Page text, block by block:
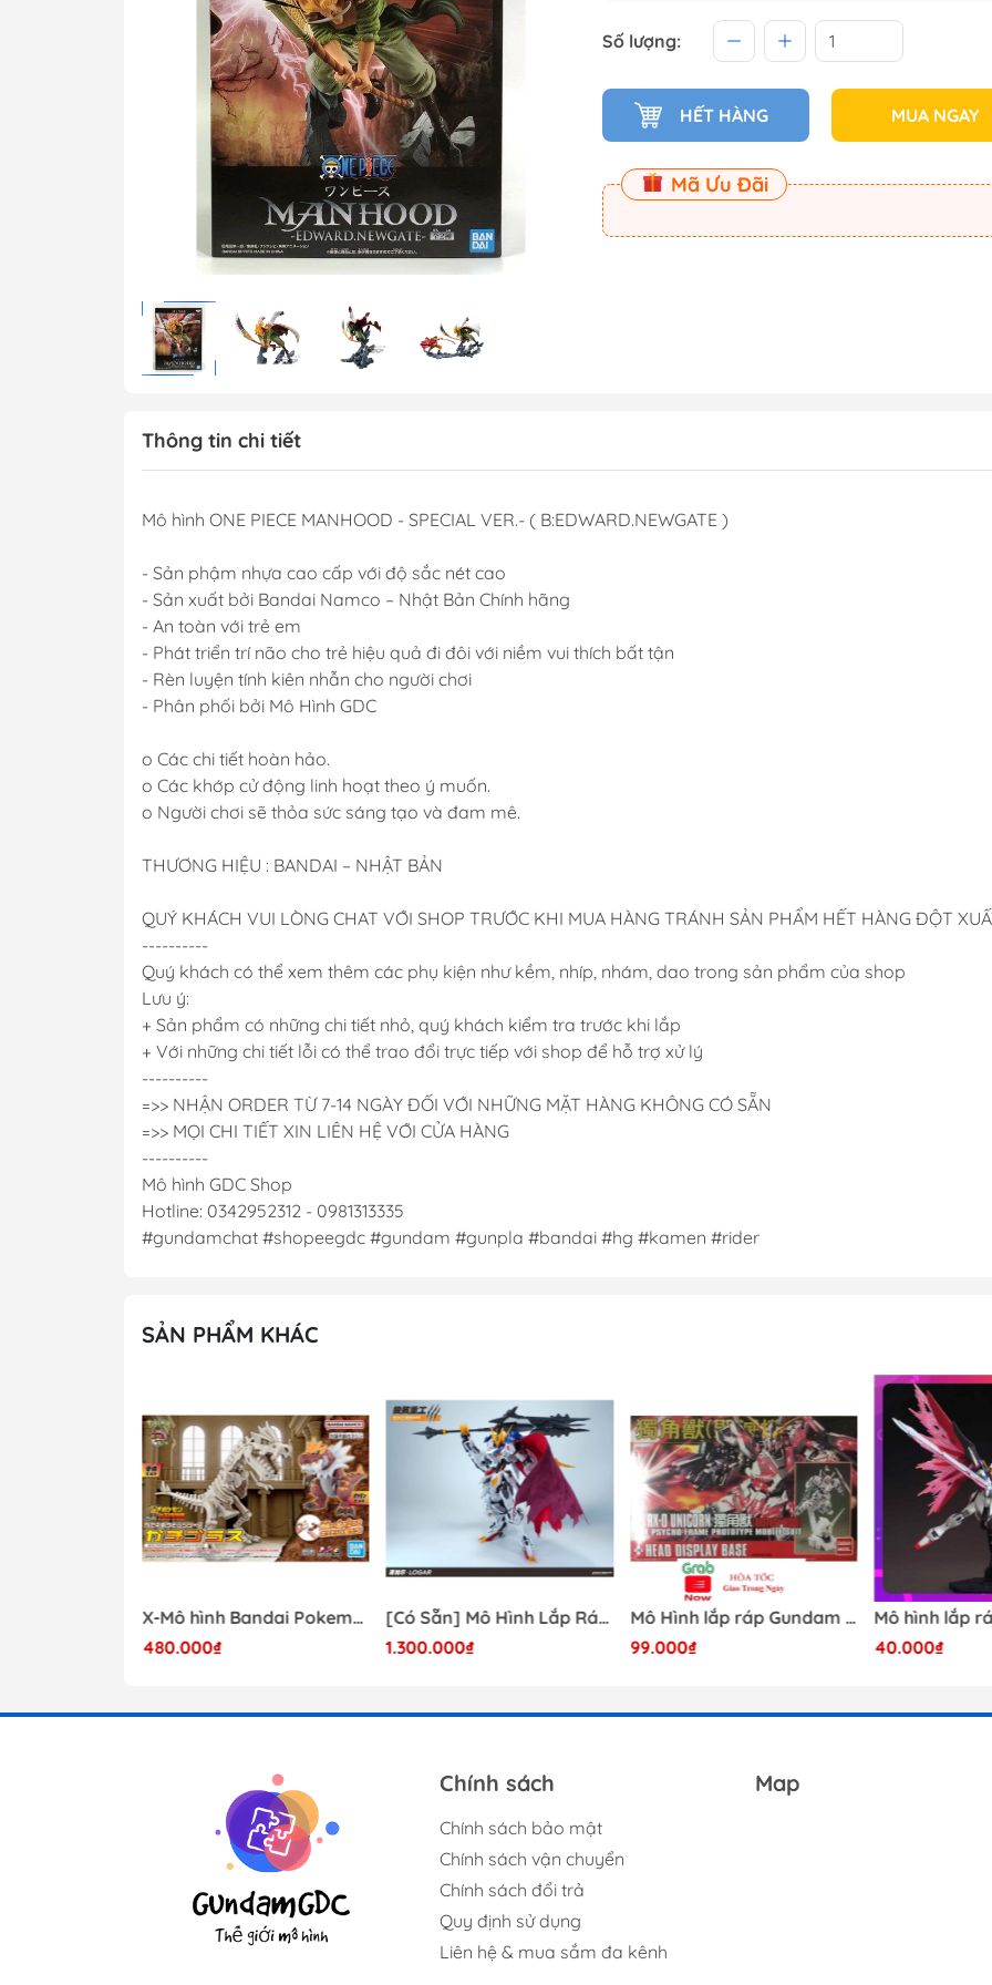
MG 1/100 Gundam (Master
Grade)
MGEX Gundam ( Master
Grade Ver.ka)
PG Gundam (Perfect
Grade)
Mega Size Gundam
Gundam Bandai
Gundam Daban
Số lượng:
HẾT HÀNG MUA NGAY
Mã Ưu Đãi
Thông tin chi tiết
Mô hình ONE PIECE MANHOOD - SPECIAL VER.- ( B:EDWARD.NEWGATE )
- Sản phậm nhựa cao cấp với độ sắc nét cao
- Sản xuất bởi Bandai Namco – Nhật Bản Chính hãng
- An toàn với trẻ em
- Phát triển trí não cho trẻ hiệu quả đi đôi với niềm vui thích bất tận
- Rèn luyện tính kiên nhẫn cho người chơi
- Phân phối bởi Mô Hình GDC
o Các chi tiết hoàn hảo.
o Các khớp cử động linh hoạt theo ý muốn.
o Người chơi sẽ thỏa sức sáng tạo và đam mê.
THƯƠNG HIỆU : BANDAI – NHẬT BẢN
QUÝ KHÁCH VUI LÒNG CHAT VỚI SHOP TRƯỚC KHI MUA HÀNG TRÁNH SẢN PHẨM HẾT HÀNG ĐỘT
----------
Quý khách có thể xem thêm các phụ kiện như kềm, nhíp, nhám, dao trong sản phẩm của shop
Lưu ý:
+ Sản phẩm có những chi tiết nhỏ, quý khách kiểm tra trước khi lắp
+ Với những chi tiết lỗi có thể trao đổi trực tiếp với shop để hỗ trợ xử lý
----------
=>> NHẬN ORDER TỪ 7-14 NGÀY ĐỐI VỚI NHỮNG MẶT HÀNG KHÔNG CÓ SẴN
=>> MỌI CHI TIẾT XIN LIÊN HỆ VỚI CỬA HÀNG
----------
Mô hình GDC Shop
Hotline: 0342952312 - 0981313335
#gundamchat #shopeegdc #gundam #gunpla #bandai #hg #kamen #rider
SẢN PHẨM KHÁC
X-Mô hình Bandai Pokemon PLAMO COLLECTION Fossil Pokemon Series Tyrantrum
480.000₫
[Có Sẵn] Mô Hình Lắp Ráp 1/60 Barbatos Logar Wolf Remains Meavy Industries
1.300.000₫
Mô Hình lắp ráp Gundam HG RX-0 Unicorn Gundam Destroy Mode 100 Daban
99.000₫
40.000₫
Chính sách
Chính sách bảo mật
Chính sách vận chuyển
Chính sách đổi trả
Quy định sử dụng
Liên hệ & mua sắm đa kênh
Map